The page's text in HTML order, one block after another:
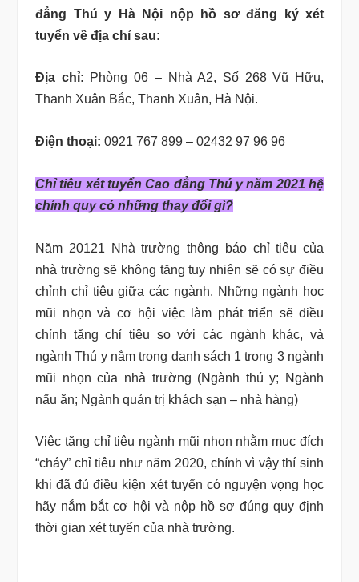
đẳng Thú y Hà Nội nộp hồ sơ đăng ký xét
tuyển về địa chỉ sau:
Địa chỉ: Phòng 06 – Nhà A2, Số 268 Vũ Hữu,
Thanh Xuân Bắc, Thanh Xuân, Hà Nội.
Điện thoại: 0921 767 899 – 02432 97 96 96
Chỉ tiêu xét tuyển Cao đẳng Thú y năm 2021 hệ
chính quy có những thay đổi gì?
Năm 20121 Nhà trường thông báo chỉ tiêu của
nhà trường sẽ không tăng tuy nhiên sẽ có sự điều
chỉnh chỉ tiêu giữa các ngành. Những ngành học
mũi nhọn và cơ hội việc làm phát triển sẽ điều
chỉnh tăng chỉ tiêu so với các ngành khác, và
ngành Thú y nằm trong danh sách 1 trong 3 ngành
mũi nhọn của nhà trường (Ngành thú y; Ngành
nấu ăn; Ngành quản trị khách sạn – nhà hàng)
Việc tăng chỉ tiêu ngành mũi nhọn nhằm mục đích
“cháy” chỉ tiêu như năm 2020, chính vì vậy thí sinh
khi đã đủ điều kiện xét tuyển có nguyện vọng học
hãy nắm bắt cơ hội và nộp hồ sơ đúng quy định
thời gian xét tuyển của nhà trường.